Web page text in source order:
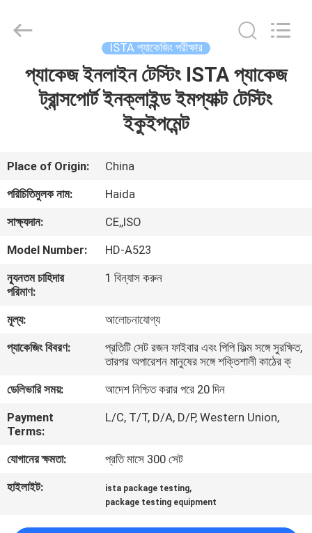
বাড়ি
ভিডিও
শো
আমাদের
কারখানা
গুণমান
নিয়ন্ত্রণ
আমাদের
ISTA প্যাকেজিং পরীক্ষার
প্যাকেজ ইনলাইন টেস্টিং ISTA প্যাকেজ
ট্রান্সপোর্ট ইনক্লাইন্ড ইমপ্যাক্ট টেস্টিং
ইকুইপমেন্ট
Place of Origin:
China
পরিচিতিমুলক নাম:
Haida
সাক্ষ্যদান:
CE,,ISO
Model Number:
HD-A523
ন্যূনতম চাহিদার
পরিমাণ:
1 বিন্যাস করুন
মূল্য:
আলোচনাযোগ্য
প্যাকেজিং বিবরণ:
প্রতিটি সেট রজন ফাইবার এবং পিপি ফিল্ম সঙ্গে সুরক্ষিত,
তারপর অপারেশন মানুষের সঙ্গে শক্তিশালী কাঠের ক্
ডেলিভারি সময়:
আদেশ নিশ্চিত করার পরে 20 দিন
Payment
Terms:
L/C, T/T, D/A, D/P, Western Union,
যোগানের ক্ষমতা:
প্রতি মাসে 300 সেট
হাইলাইট:
ista package testing,
package testing equipment